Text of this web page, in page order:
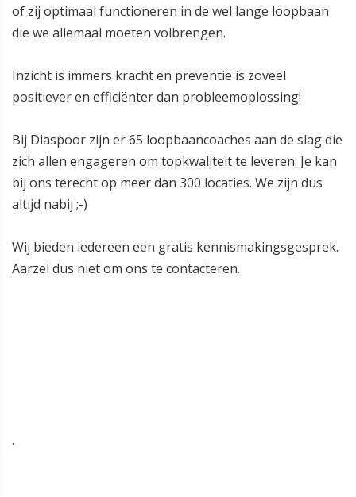
of zij optimaal functioneren in de wel lange loopbaan
die we allemaal moeten volbrengen.
Inzicht is immers kracht en preventie is zoveel
positiever en efficiënter dan probleemoplossing!
Bij Diaspoor zijn er 65 loopbaancoaches aan de slag die
zich allen engageren om topkwaliteit te leveren. Je kan
bij ons terecht op meer dan 300 locaties. We zijn dus
altijd nabij ;-)
Wij bieden iedereen een gratis kennismakingsgesprek.
Aarzel dus niet om ons te contacteren.
.